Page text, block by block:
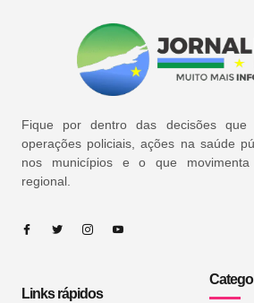
Fique por dentro das decisões que
operações policiais, ações na saúde
nos municípios e o que
regional.
Links rápidos